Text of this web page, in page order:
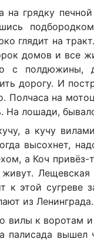
на грядку
глядит на
домов и все
с
дорогу. И
Полчаса на
На лошади,
а кучу
высохнет,
а Коч привёз-
Лещевская
к этой сугреве
из
к воротам и
палисада